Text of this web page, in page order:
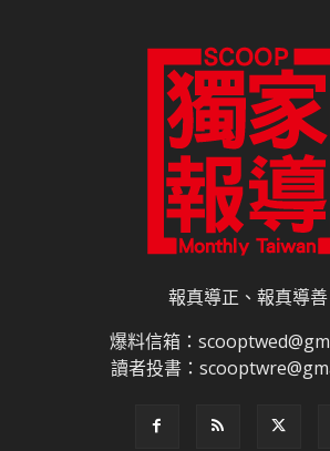
報真導正、報真導善
爆料信箱：
讀者投書：